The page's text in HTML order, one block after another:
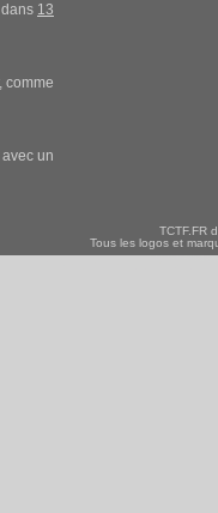
13
comme
un
TCTF.FR
Tous les logos et